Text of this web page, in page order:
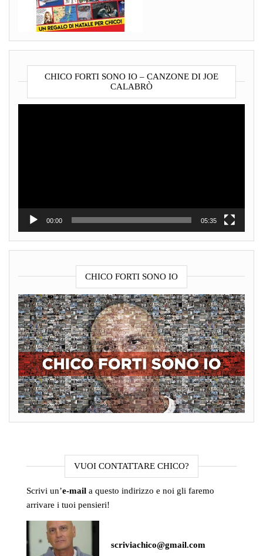
CHICO FORTI SONO IO – CANZONE DI JOE
CALABRÒ
00:00 05:35
CHICO FORTI SONO IO
VUOI CONTATTARE CHICO?
Scrivi un’e-mail a questo indirizzo e noi gli faremo
arrivare i tuoi pensieri!
scriviachico@gmail.com